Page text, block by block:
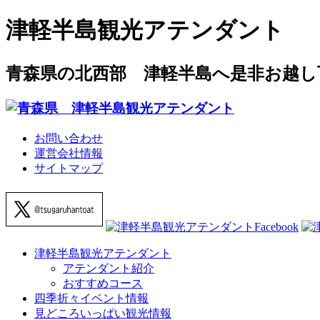
津軽半島観光アテンダント
青森県の北西部 津軽半島へ是非お越
お問い合わせ
運営会社情報
サイトマップ
津軽半島観光アテンダント
アテンダント紹介
おすすめコース
四季折々イベント情報
見どころいっぱい観光情報